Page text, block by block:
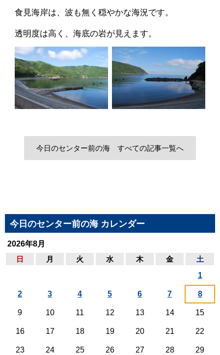
食見海岸は、波も無く穏やかな海況です。
透明度は高く、海底の岩が見えます。
今日のセンター前の海 すべての記事一覧へ
今日のセンター前の海 カレンダー
2026年8月
日
月 火 水 木 金 土
1
2 3 4 5 6 7 8
9 10 11 12 13 14 15
16 17 18 19 20 21 22
23 24 25 26 27 28 29